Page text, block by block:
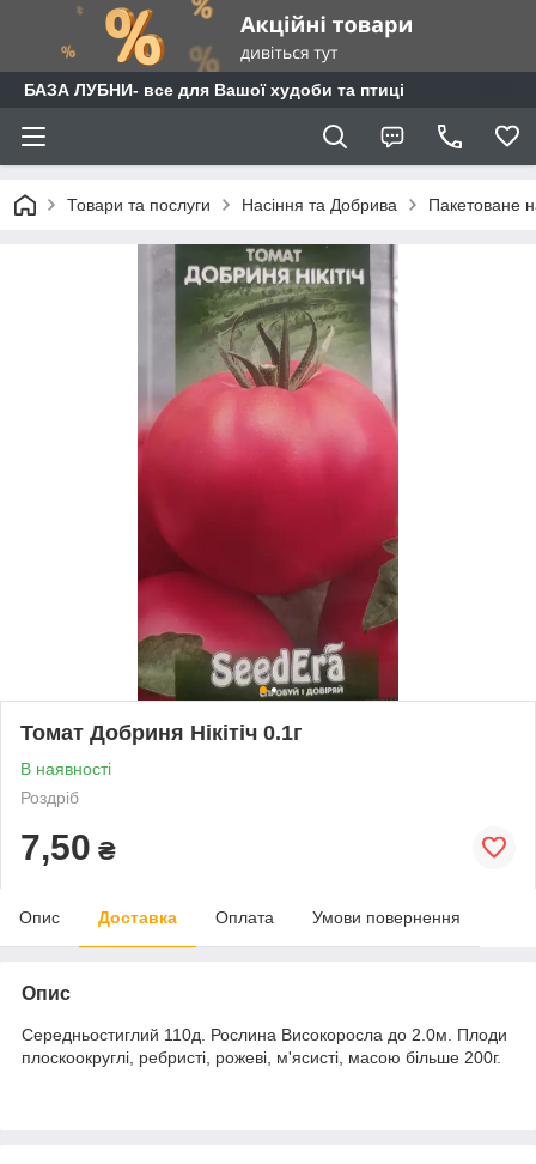
БАЗА ЛУБНИ- все для Вашої худоби та птиці
Товари та послуги Насіння та Добрива Пакетоване
Томат Добриня Нікітіч 0.1г
В наявності
Роздріб
7,50 ₴
Опис Доставка Оплата Умови повернення
Опис
Середньостиглий 110д. Рослина Високоросла до 2.0м. Плоди
плоскоокруглі, ребристі, рожеві, м'ясисті, масою більше 200г.